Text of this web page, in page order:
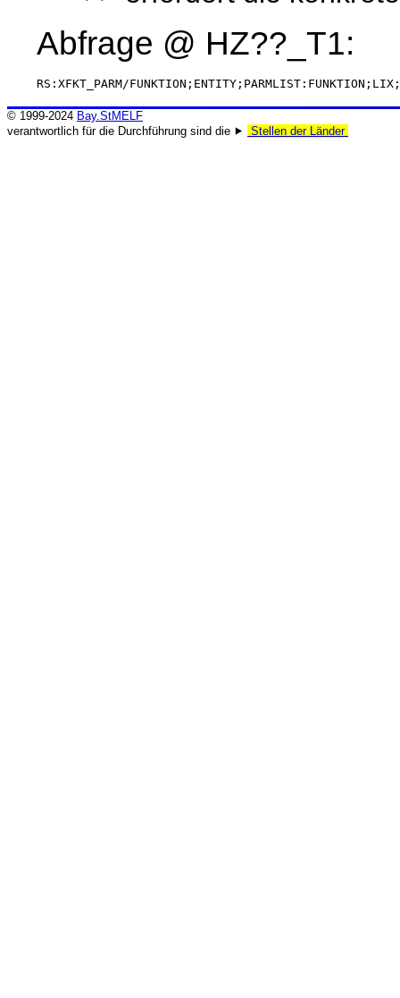
Abfrage @ HZ??_T1:
RS:XFKT_PARM/
© 1999-2024 Bay.StMELF
verantwortlich für die Durchführung sind die ⯈
Stellen der Länder